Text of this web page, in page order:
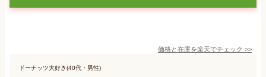
価格と在庫を楽天でチェック >>
ドーナッツ大好き(40代・男性)